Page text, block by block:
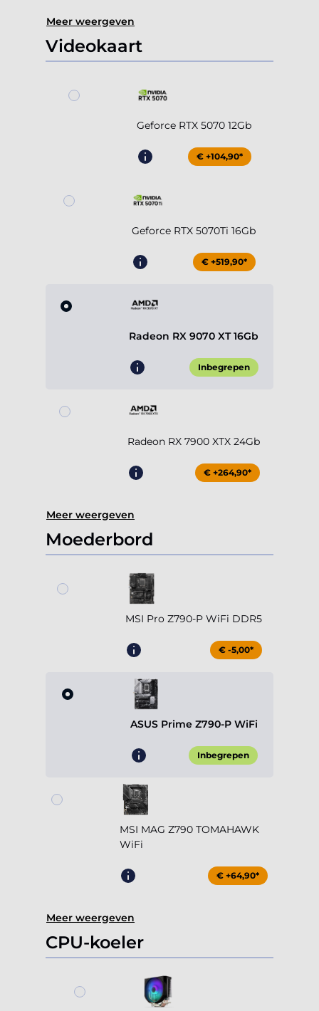
Meer weergeven
Videokaart
Geforce RTX 5070 12Gb
€ +104,90*
Geforce RTX 5070Ti 16Gb
€ +519,90*
Radeon RX 9070 XT 16Gb
Inbegrepen
Radeon RX 7900 XTX 24Gb
€ +264,90*
Meer weergeven
Moederbord
MSI Pro Z790-P WiFi DDR5
€ -5,00*
ASUS Prime Z790-P WiFi
Inbegrepen
MSI MAG Z790 TOMAHAWK
WiFi
€ +64,90*
Meer weergeven
CPU-koeler